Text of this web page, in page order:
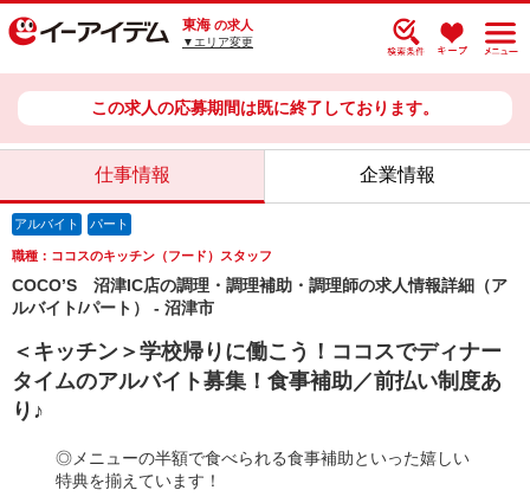
東海 の求人
▼エリア変更
この求人の応募期間は既に終了しております。
仕事情報 企業情報
アルバイト パート
職種：ココスのキッチン（フード）スタッフ
COCO’S 沼津IC店の調理・調理補助・調理師の求人情報詳細（ア
ルバイト/パート） - 沼津市
＜キッチン＞学校帰りに働こう！ココスでディナー
タイムのアルバイト募集！食事補助／前払い制度あ
り♪
◎メニューの半額で食べられる食事補助といった嬉しい
特典を揃えています！